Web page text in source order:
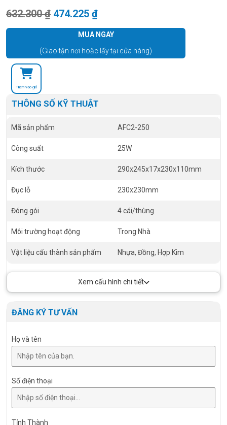
632.300₫ Giá gốc là: 632.300 ₫.
474.225 ₫Giá hiện tại là: 474.225 ₫.
MUA NGAY
(Giao tận nơi hoặc lấy tại cửa hàng)
Thêm vào giỏ
THÔNG SỐ KỸ THUẬT
Mã sản phẩm AFC2-250
Công suất 25W
Kích thước 290x245x17x230x110mm
Đục lỗ 230x230mm
Đóng gói 4 cái/thùng
Môi trường hoạt động Trong Nhà
Vật liệu cấu thành sản phẩm Nhựa, Đồng, Hợp Kim
Xem cấu hình chi tiết
ĐĂNG KÝ TƯ VẤN
Họ và tên
Số điện thoại
Tỉnh Thành